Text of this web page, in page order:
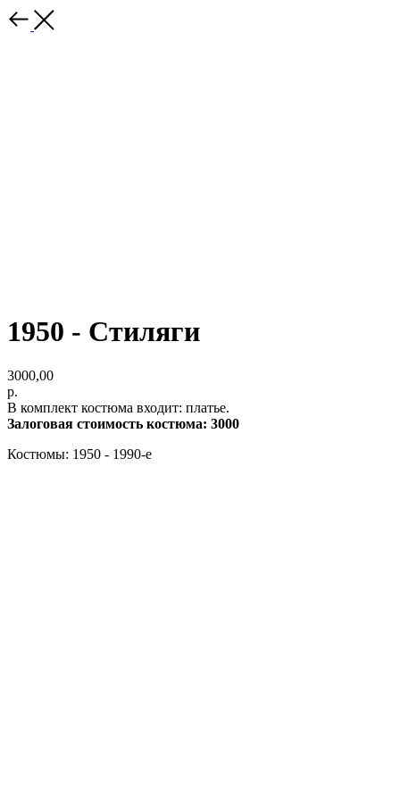
1950 - Стиляги
3000,00
р.
В комплект костюма входит: платье.
Залоговая стоимость костюма: 3000
Костюмы: 1950 - 1990-е